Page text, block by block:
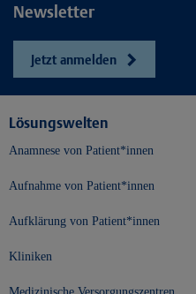
Newsletter
Jetzt anmelden
Lösungswelten
Anamnese von Patient*innen
Aufnahme von Patient*innen
Aufklärung von Patient*innen
Kliniken